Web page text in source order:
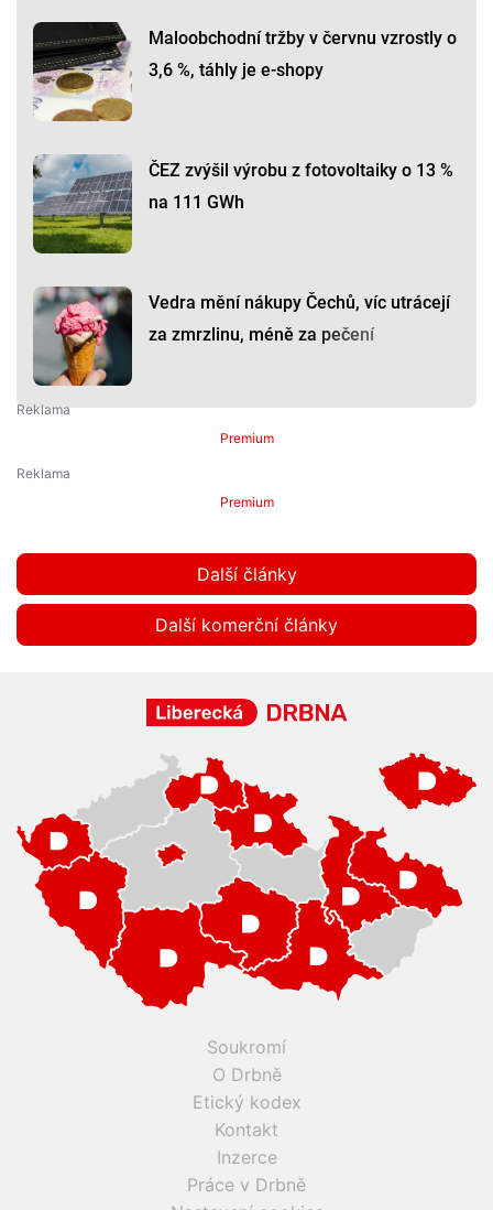
Maloobchodní tržby v červnu vzrostly o
3,6 %, táhly je e-shopy
ČEZ zvýšil výrobu z fotovoltaiky o 13 %
na 111 GWh
Vedra mění nákupy Čechů, víc utrácejí
za zmrzlinu, méně za pečení
Premium
Premium
Další články
Další komerční články
Soukromí
O Drbně
Etický kodex
Kontakt
Inzerce
Práce v Drbně